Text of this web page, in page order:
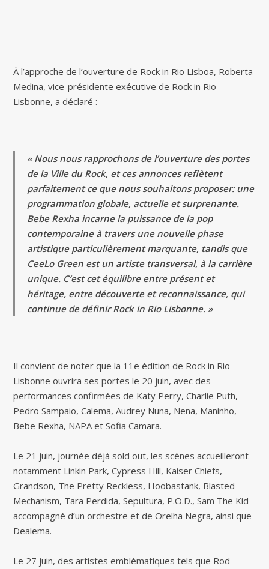
À l’approche de l’ouverture de Rock in Rio Lisboa, Roberta
Medina, vice-présidente exécutive de Rock in Rio
Lisbonne, a déclaré :
« Nous nous rapprochons de l’ouverture des portes
de la Ville du Rock, et ces annonces reflètent
parfaitement ce que nous souhaitons proposer: une
programmation globale, actuelle et surprenante.
Bebe Rexha incarne la puissance de la pop
contemporaine à travers une nouvelle phase
artistique particulièrement marquante, tandis que
CeeLo Green est un artiste transversal, à la carrière
unique. C’est cet équilibre entre présent et
héritage, entre découverte et reconnaissance, qui
continue de définir Rock in Rio Lisbonne. »
Il convient de noter que la 11e édition de Rock in Rio
Lisbonne ouvrira ses portes le 20 juin, avec des
performances confirmées de Katy Perry, Charlie Puth,
Pedro Sampaio, Calema, Audrey Nuna, Nena, Maninho,
Bebe Rexha, NAPA et Sofia Camara.
Le 21 juin, journée déjà sold out, les scènes accueilleront
notamment Linkin Park, Cypress Hill, Kaiser Chiefs,
Grandson, The Pretty Reckless, Hoobastank, Blasted
Mechanism, Tara Perdida, Sepultura, P.O.D., Sam The Kid
accompagné d’un orchestre et de Orelha Negra, ainsi que
Dealema.
Le 27 juin, des artistes emblématiques tels que Rod